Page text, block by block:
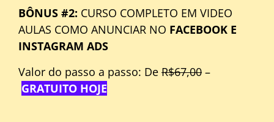
BÔNUS #2: CURSO COMPLETO EM VIDEO
AULAS COMO ANUNCIAR NO FACEBOOK E
INSTAGRAM ADS
Valor do passo a passo: De R$67,00 –
GRATUITO HOJE